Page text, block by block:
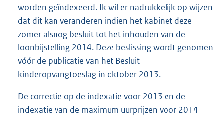
worden geïndexeerd. Ik wil er nadrukkelijk op wijzen
dat dit kan veranderen indien het kabinet deze
zomer alsnog besluit tot het inhouden van de
loonbijstelling 2014. Deze beslissing wordt genomen
vóór de publicatie van het Besluit
kinderopvangtoeslag in oktober 2013.
De correctie op de indexatie voor 2013 en de
indexatie van de maximum uurprijzen voor 2014